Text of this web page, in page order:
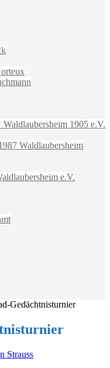
1905 e.V.
Waldlaubersheim
e.V.
Gedächtnisturnier
Strauss